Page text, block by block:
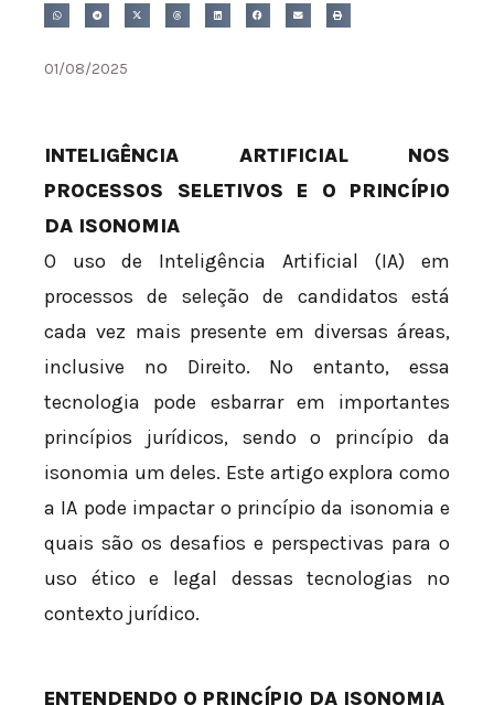
01/08/2025
INTELIGÊNCIA ARTIFICIAL NOS
PROCESSOS SELETIVOS E O PRINCÍPIO
DA ISONOMIA
O uso de Inteligência Artificial (IA) em
processos de seleção de candidatos está
cada vez mais presente em diversas áreas,
inclusive no Direito. No entanto, essa
tecnologia pode esbarrar em importantes
princípios jurídicos, sendo o princípio da
isonomia um deles. Este artigo explora como
a IA pode impactar o princípio da isonomia e
quais são os desafios e perspectivas para o
uso ético e legal dessas tecnologias no
contexto jurídico.
ENTENDENDO O PRINCÍPIO DA ISONOMIA